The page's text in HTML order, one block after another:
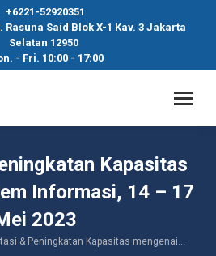
+6221-52920351
Rasuna Said Blok X-1 Kav. 3 Jakarta
Selatan 12950
- Fri. 10:00 - 17:00
Kapasitas
Informasi, 14 – 17
2023
& Peningkatan Kapasitas mengenai…